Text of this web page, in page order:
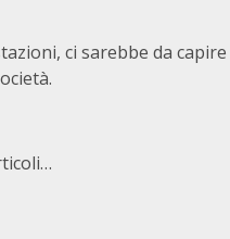
ci sarebbe da capire